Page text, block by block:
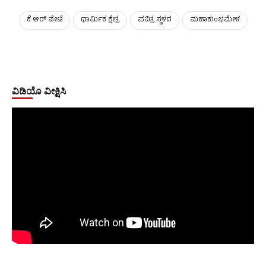
ಕೆ ಆರ್‌ ಪೇಟೆ ಧಾರ್ಮಿಕ ಕ್ಷೇತ್ರ ಪವಿತ್ರ ಸ್ಥಳದ ಮಹಾಕುಂಭಮೇಳ
ವಿಡಿಯೊ ವೀಕ್ಷಿಸಿ